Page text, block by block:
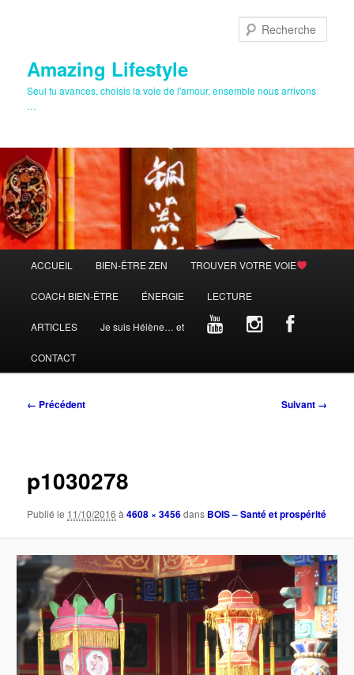
Amazing Lifestyle
Seul tu avances, choisis la voie de l'amour, ensemble nous arrivons
…
principal
ACCUEIL BIEN-ÊTRE ZEN TROUVER VOTRE VOIE
COACH BIEN-ÊTRE ÉNERGIE LECTURE
ARTICLES Je suis Hélène… et
CONTACT
Navigation
← Précédent Suivant →
p1030278
Publié le 11/10/2016 à4608 × 3456dans BOIS – Santé et prospérité